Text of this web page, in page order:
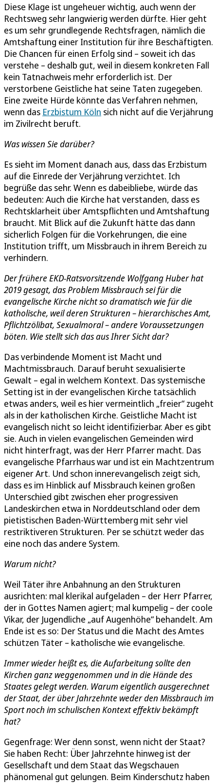
Diese Klage ist ungeheuer wichtig, auch wenn der
Rechtsweg sehr langwierig werden dürfte. Hier geht
es um sehr grundlegende Rechtsfragen, nämlich die
Amtshaftung einer Institution für ihre Beschäftigten.
Die Chancen für einen Erfolg sind – soweit ich das
verstehe – deshalb gut, weil in diesem konkreten Fall
kein Tatnachweis mehr erforderlich ist. Der
verstorbene Geistliche hat seine Taten zugegeben.
Eine zweite Hürde könnte das Verfahren nehmen,
wenn das Erzbistum Köln sich nicht auf die Verjährung
im Zivilrecht beruft.
Was wissen Sie darüber?
Es sieht im Moment danach aus, dass das Erzbistum
auf die Einrede der Verjährung verzichtet. Ich
begrüße das sehr. Wenn es dabeibliebe, würde das
bedeuten: Auch die Kirche hat verstanden, dass es
Rechtsklarheit über Amtspflichten und Amtshaftung
braucht. Mit Blick auf die Zukunft hätte das dann
sicherlich Folgen für die Vorkehrungen, die eine
Institution trifft, um Missbrauch in ihrem Bereich zu
verhindern.
Der frühere EKD-Ratsvorsitzende Wolfgang Huber hat
2019 gesagt, das Problem Missbrauch sei für die
evangelische Kirche nicht so dramatisch wie für die
katholische, weil deren Strukturen – hierarchisches Amt,
Pflichtzölibat, Sexualmoral – andere Voraussetzungen
böten. Wie stellt sich das aus Ihrer Sicht dar?
Das verbindende Moment ist Macht und
Machtmissbrauch. Darauf beruht sexualisierte
Gewalt – egal in welchem Kontext. Das systemische
Setting ist in der evangelischen Kirche tatsächlich
etwas anders, weil es hier vermeintlich „freier“ zugeht
als in der katholischen Kirche. Geistliche Macht ist
evangelisch nicht so leicht identifizierbar. Aber es gibt
sie. Auch in vielen evangelischen Gemeinden wird
nicht hinterfragt, was der Herr Pfarrer macht. Das
evangelische Pfarrhaus war und ist ein Machtzentrum
eigener Art. Und schon innerevangelisch zeigt sich,
dass es im Hinblick auf Missbrauch keinen großen
Unterschied gibt zwischen eher progressiven
Landeskirchen etwa in Norddeutschland oder dem
pietistischen Baden-Württemberg mit sehr viel
restriktiveren Strukturen. Per se schützt weder das
eine noch das andere System.
Warum nicht?
Weil Täter ihre Anbahnung an den Strukturen
ausrichten: mal klerikal aufgeladen – der Herr Pfarrer,
der in Gottes Namen agiert; mal kumpelig – der coole
Vikar, der Jugendliche „auf Augenhöhe“ behandelt. Am
Ende ist es so: Der Status und die Macht des Amtes
schützen Täter – katholische wie evangelische.
Immer wieder heißt es, die Aufarbeitung sollte den
Kirchen ganz weggenommen und in die Hände des
Staates gelegt werden. Warum eigentlich ausgerechnet
der Staat, der über Jahrzehnte weder den Missbrauch im
Sport noch im schulischen Kontext effektiv bekämpft
hat?
Gegenfrage: Wer denn sonst, wenn nicht der Staat?
Sie haben Recht: Über Jahrzehnte hinweg ist der
Gesellschaft und dem Staat das Wegschauen
phänomenal gut gelungen. Beim Kinderschutz haben